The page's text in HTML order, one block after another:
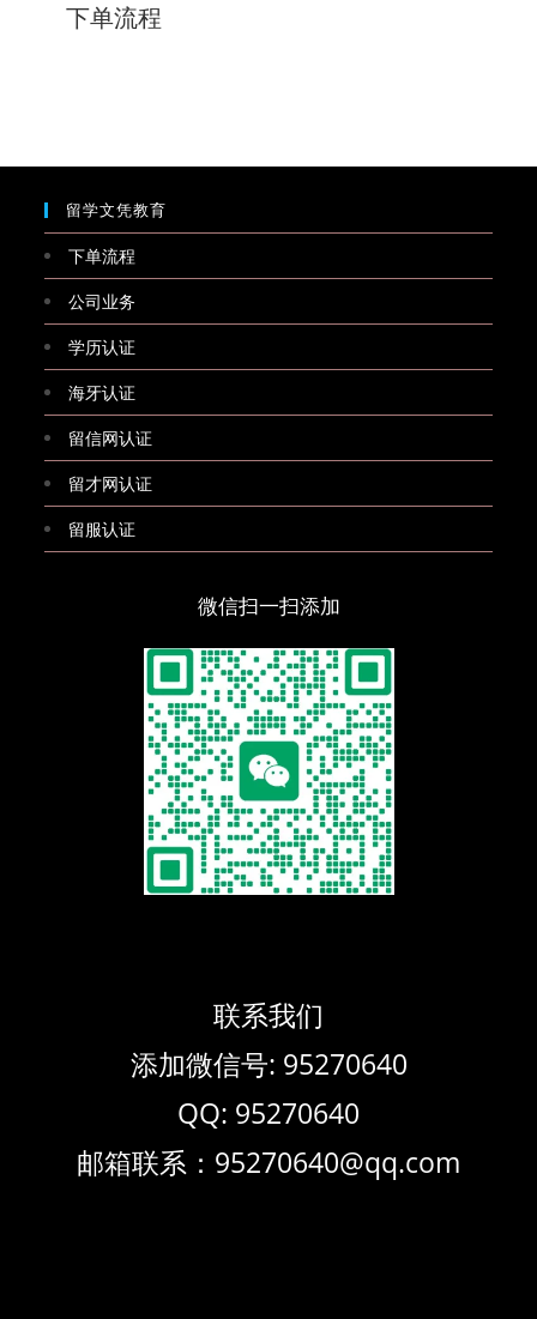
下单流程
留学文凭教育
下单流程
公司业务
学历认证
海牙认证
留信网认证
留才网认证
留服认证
微信扫一扫添加
联系我们
添加微信号: 95270640
QQ: 95270640
邮箱联系：95270640@qq.com